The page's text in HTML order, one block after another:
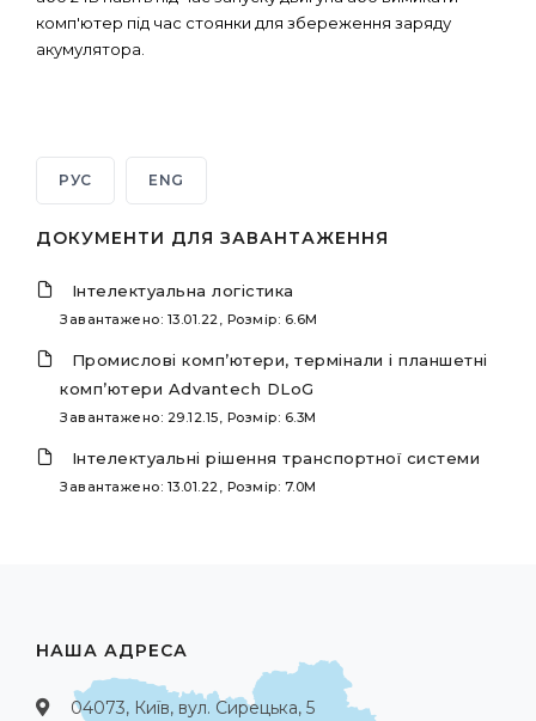
комп'ютер під час стоянки для збереження заряду
акумулятора.
РУС ENG
ДОКУМЕНТИ ДЛЯ ЗАВАНТАЖЕННЯ
Інтелектуальна логістика
Завантажено: 13.01.22, Розмір: 6.6M
Промислові комп’ютери, термінали і планшетні
комп’ютери Advantech DLoG
Завантажено: 29.12.15, Розмір: 6.3M
Інтелектуальні рішення транспортної системи
Завантажено: 13.01.22, Розмір: 7.0M
НАША АДРЕСА
04073, Київ, вул. Сирецька, 5